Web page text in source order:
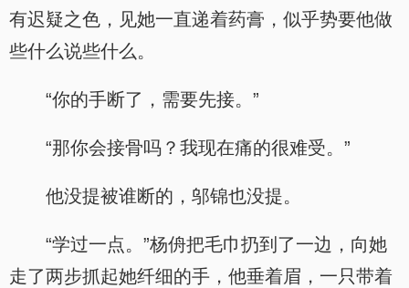
有迟疑之色，见她一直递着药膏，似乎势要他做
些什么说些什么。
“你的手断了，需要先接。”
“那你会接骨吗？我现在痛的很难受。”
他没提被谁断的，邬锦也没提。
“学过一点。”杨侜把毛巾扔到了一边，向她
走了两步抓起她纤细的手，他垂着眉，一只带着